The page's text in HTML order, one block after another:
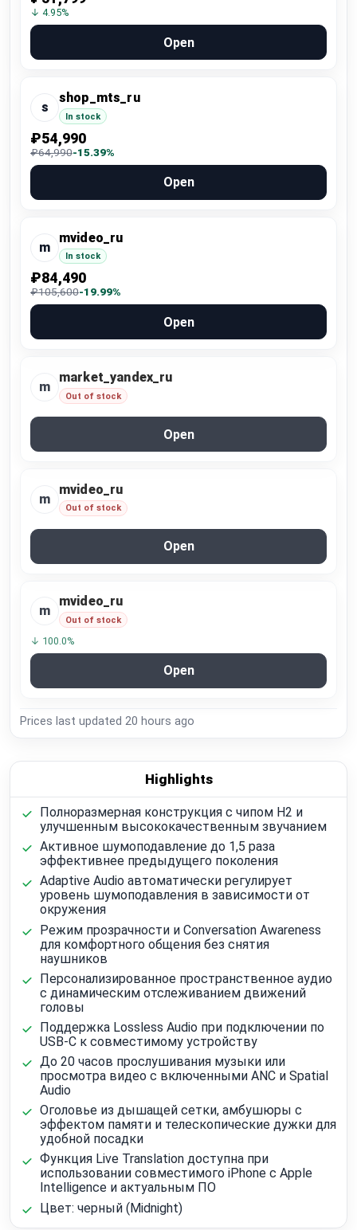
↓ 4.95%
Open
s
shop_mts_ru
In stock
₽54,990
₽64,990-15.39%
Open
m
mvideo_ru
In stock
₽84,490
₽105,600-19.99%
Open
m
market_yandex_ru
Out of stock
Open
m
mvideo_ru
Out of stock
Open
m
mvideo_ru
Out of stock
↓ 100.0%
Open
Prices last updated 20 hours ago
Highlights
Полноразмерная конструкция с чипом H2 и
улучшенным высококачественным звучанием
Активное шумоподавление до 1,5 раза
эффективнее предыдущего поколения
Adaptive Audio автоматически регулирует
уровень шумоподавления в зависимости от
окружения
Режим прозрачности и Conversation Awareness
для комфортного общения без снятия
наушников
Персонализированное пространственное аудио
с динамическим отслеживанием движений
головы
Поддержка Lossless Audio при подключении по
USB‑C к совместимому устройству
До 20 часов прослушивания музыки или
просмотра видео с включенными ANC и Spatial
Audio
Оголовье из дышащей сетки, амбушюры с
эффектом памяти и телескопические дужки для
удобной посадки
Функция Live Translation доступна при
использовании совместимого iPhone с Apple
Intelligence и актуальным ПО
Цвет: черный (Midnight)